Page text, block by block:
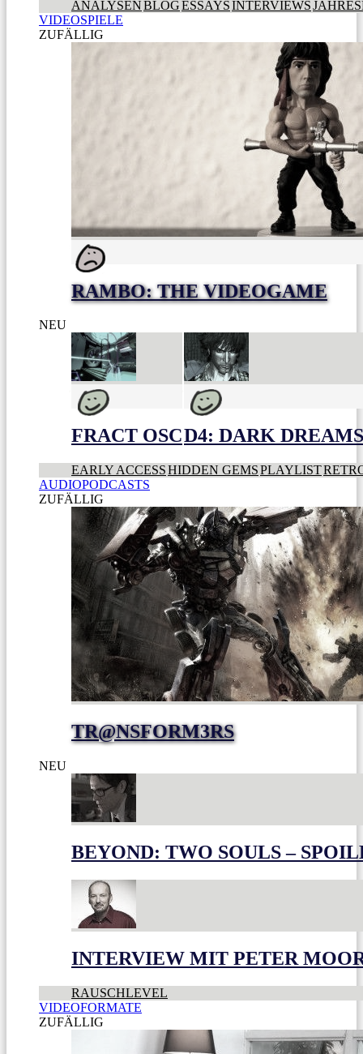
ANALYSENBLOGESSAYSINTERVIEWS
VIDEOSPIELE
ZUFÄLLIG
RAMBO: THE VIDEOGAME
NEU
FRACT OSCD4: DARK
EARLY ACCESSHIDDEN GEMSPLAYLIST
AUDIOPODCASTS
ZUFÄLLIG
TR@NSFORM3RS
NEU
BEYOND: TWO SOULS –
INTERVIEW MIT PETER
RAUSCHLEVEL
VIDEOFORMATE
ZUFÄLLIG